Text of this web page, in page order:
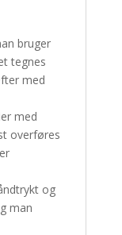
bruger
tegnes
med
med
overføres
og
man